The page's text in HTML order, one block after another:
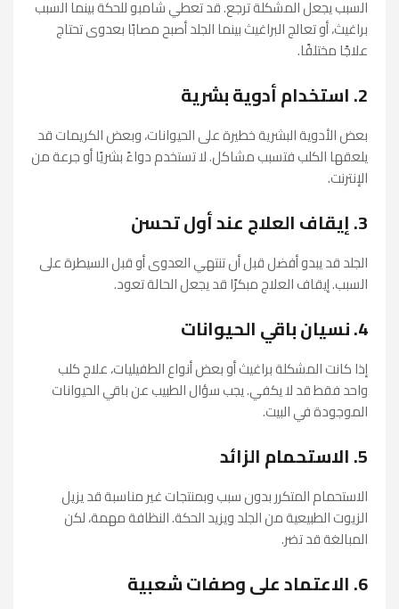
السبب يجعل المشكلة ترجع. قد تعطي شامبو للحكة بينما السبب
براغيث، أو تعالج البراغيث بينما الجلد أصبح مصابًا بعدوى تحتاج
علاجًا مختلفًا.
2. استخدام أدوية بشرية
بعض الأدوية البشرية خطيرة على الحيوانات، وبعض الكريمات قد
يلعقها الكلب فتسبب مشاكل. لا تستخدم دواءً بشريًا أو جرعة من
الإنترنت.
3. إيقاف العلاج عند أول تحسن
الجلد قد يبدو أفضل قبل أن تنتهي العدوى أو قبل السيطرة على
السبب. إيقاف العلاج مبكرًا قد يجعل الحالة تعود.
4. نسيان باقي الحيوانات
إذا كانت المشكلة براغيث أو بعض أنواع الطفيليات، علاج كلب
واحد فقط قد لا يكفي. يجب سؤال الطبيب عن باقي الحيوانات
الموجودة في البيت.
5. الاستحمام الزائد
الاستحمام المتكرر بدون سبب وبمنتجات غير مناسبة قد يزيل
الزيوت الطبيعية من الجلد ويزيد الحكة. النظافة مهمة، لكن
المبالغة قد تضر.
6. الاعتماد على وصفات شعبية